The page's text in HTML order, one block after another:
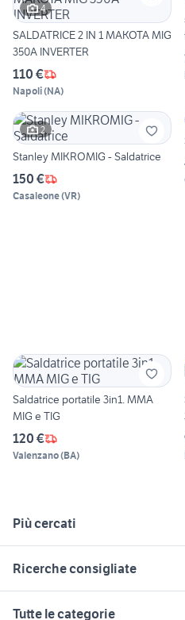
4
SALDATRICE 2 IN 1 MAKOTA MIG
350A INVERTER
110 €
Napoli(NA)
2
Stanley MIKROMIG - Saldatrice
150 €
Casaleone(VR)
Saldatrice portatile 3in1. MMA
MIG e TIG
120 €
Valenzano(BA)
Più cercati
Ricerche consigliate
Tutte le categorie